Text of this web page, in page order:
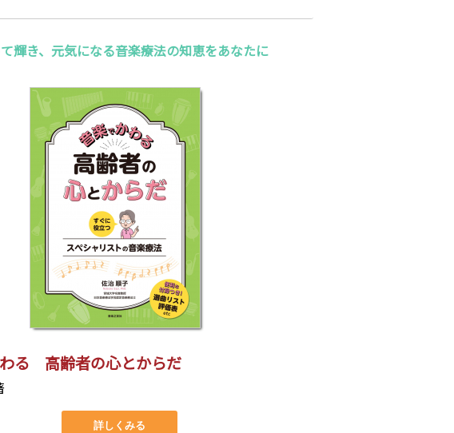
輝き、元気になる音楽療法の知恵をあなたに
る 高齢者の心とからだ
詳しくみる